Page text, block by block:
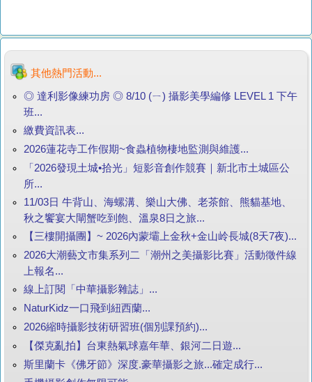
其他熱門活動...
◎ 達利影像練功房 ◎ 8/10 (ㄧ) 攝影美學編修 LEVEL 1 下午
班...
繳費資訊表...
2026蓮花寺工作假期~食蟲植物棲地監測與維護...
「2026發現土城•拾光」短影音創作競賽｜新北市土城區公
所...
11/03日 牛背山、海螺溝、樂山大佛、老茶館、熊貓基地、
秋之饗宴大閘蟹吃到飽、溫泉8日之旅...
【三樓開攝團】~ 2026內蒙壩上金秋+金山岭長城(8天7夜)...
2026大潮藝文市集系列二「潮州之美攝影比賽」活動徵件線
上報名...
線上訂閱「中華攝影雜誌」...
NaturKidz一口飛到紐西蘭...
2026縮時攝影技術研習班(個別課預約)...
【傑克亂拍】台東熱氣球嘉年華、銀河二日遊...
斯里蘭卡《佛牙節》深度.豪華攝影之旅...確定成行...